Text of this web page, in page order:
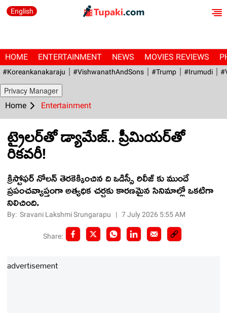
English
HOME ENTERTAINMENT NEWS MOVIES REVIEWS
#Koreankanakaraju #VishwanathAndSons #Trump #irumudi
Privacy Manager
Home Entertainment
ట్రైలర్‌తో డ్యామేజ్.. ప్రీమియర్‌తో
రికవరీ!
క్రిస్టోఫర్ నోలన్ తెరకెక్కించిన ది ఒడిస్సీ రిలీజ్ కు ముందే
ప్రపంచవ్యాప్తంగా అత్యధిక చర్చకు కారణమైన సినిమాల్లో ఒకటిగా
నిలిచింది.
By:Sravani Lakshmi Srungarapu |7 July 2026 5:55 AM
Share:
advertisement